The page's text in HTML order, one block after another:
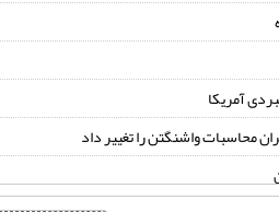
واشنگتن را تغییر داد